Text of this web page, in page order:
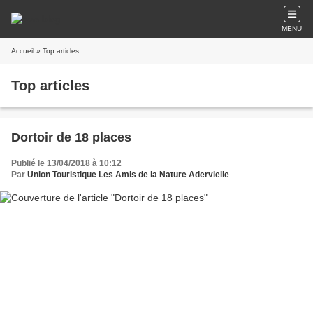
MENU
Accueil » Top articles
Top articles
Dortoir de 18 places
Publié le 13/04/2018 à 10:12
Par Union Touristique Les Amis de la Nature Adervielle